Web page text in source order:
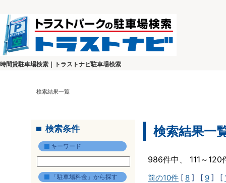
時間貸駐車場検索｜トラストナビ駐車場検索
検索結果一覧
検索条件
キーワード
「駐車場料金」から探す
検索結果一
986件中、 111～
前の10件 [ 8 ] [ 9 ] [